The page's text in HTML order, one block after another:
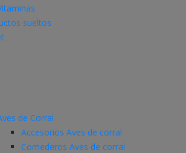
sueltos
de Corral
Accesorios Aves de corral
Comederos Aves de corral